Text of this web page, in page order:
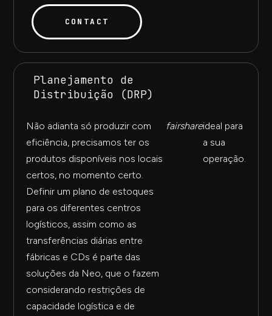
CONTACT
Planejamento de
Distribuição (DRP)
Não adianta só produzir com
eficiência, precisamos ter os
produtos disponíveis nos locais
certos, no momento certo.
Definir um plano de estoques
para os diferentes centros
logísticos, assim como as
transferências diárias entre
fábricas e CDs é parte das
soluções da Neo, que o fazem
considerando restrições de
capacidade logística e de
fairshareideal para
a sua
operação.